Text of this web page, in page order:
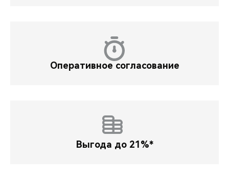
Оперативное согласование
Выгода до 21%*